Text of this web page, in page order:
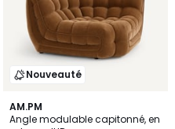
Nouveauté
AM.PM
Angle modulable capitonné, en
4
Couleurs